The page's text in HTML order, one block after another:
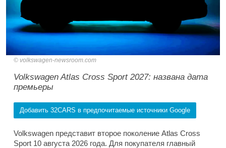
volkswagen-newsroom.com
Volkswagen Atlas Cross Sport 2027: названа дата
премьеры
Добавить 32CARS в предпочитаемые источники Google
Volkswagen представит второе поколение Atlas Cross
Sport 10 августа 2026 года. Для покупателя главный